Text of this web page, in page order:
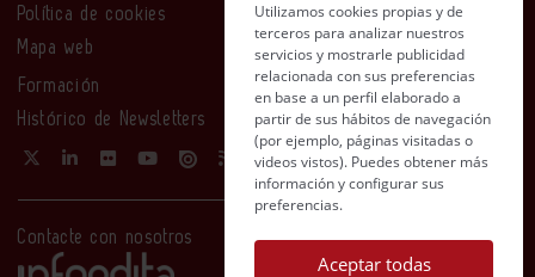
Política de cookies
Mapa web
Formación
Histórico de Newsletters
Contacte con nosotros
Utilizamos cookies propias y de
terceros para analizar nuestros
servicios y mostrarle publicidad
relacionada con sus preferencias
en base a un perfil elaborado a
partir de sus hábitos de navegación
(por ejemplo, páginas visitadas o
videos vistos). Puedes obtener más
información y configurar sus
preferencias.
Aceptar todas